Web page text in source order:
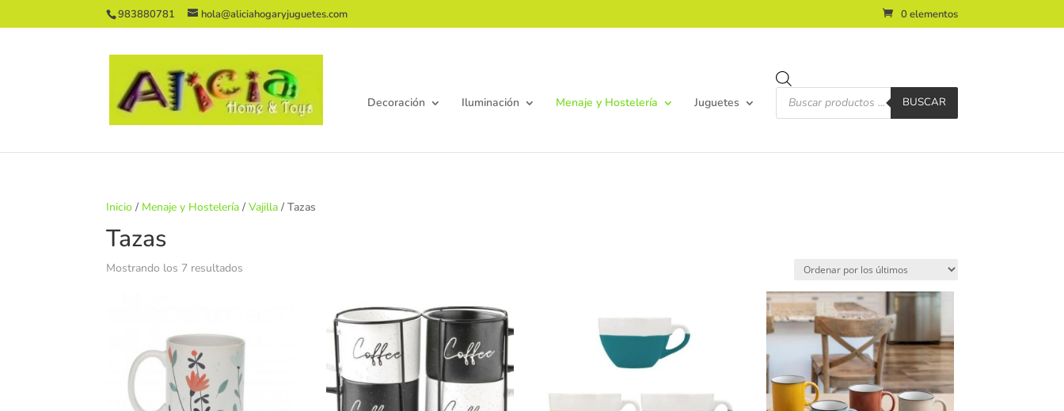
983880781 hola@aliciahogaryjuguetes.com 0 elementos
Decoración Iluminación Menaje y Hostelería Juguetes
Búsqueda
productos
BUSCAR
Inicio / Menaje y Hostelería /Vajilla / Tazas
Tazas
Mostrando los 7 resultados